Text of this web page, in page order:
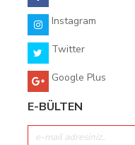
Instagram
Twitter
Google Plus
E-BÜLTEN